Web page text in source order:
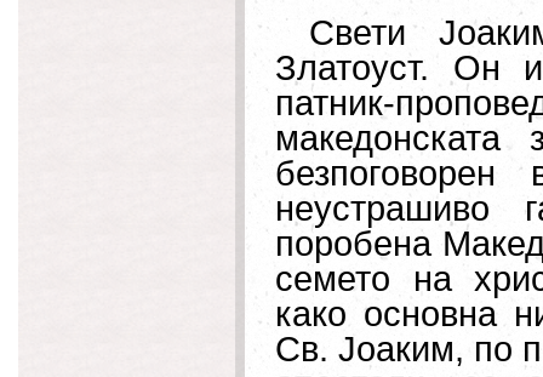
Свети
Златоуст. Он
патник-
македонската
неустрашиво
поробена
семето на
како основна
Св. Јоаким, по